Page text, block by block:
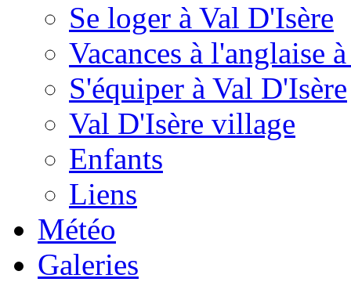
Se loger à Val D'Isère
Vacances à l'anglaise
S'équiper à Val D'Isère
Val D'Isère village
Enfants
Liens
Météo
Galeries